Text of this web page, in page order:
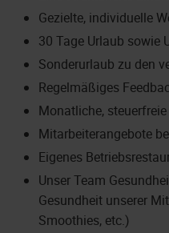
Gezielte, individuelle
30 Tage Urlaub sowie
Sonderurlaub zu den
Regelmäßiges
Monatliche,
Mitarbeiterangebote
Eigenes
Unser Team
Gesundheit unserer
Smoothies, etc.)